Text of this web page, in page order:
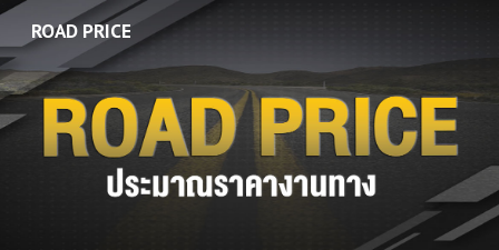
Skip to main content
ROAD PRICE